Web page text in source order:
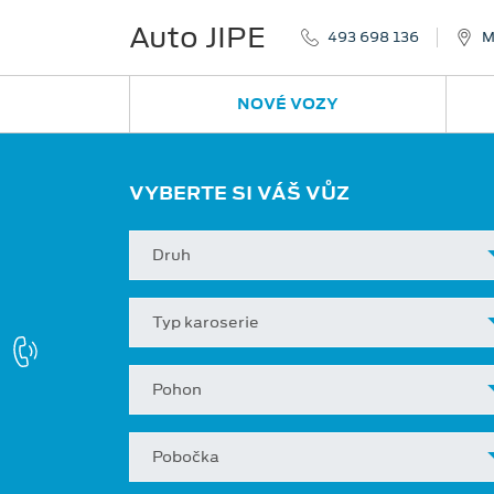
Auto JIPE 493 698 136
NOVÉ VOZY
VYBERTE SI VÁŠ VŮZ
Druh
Typ karoserie
Pohon
Pobočka